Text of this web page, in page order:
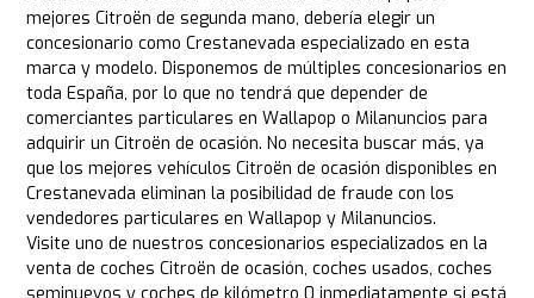
mejores Citroën de segunda mano, debería elegir un
concesionario como Crestanevada especializado en esta
marca y modelo. Disponemos de múltiples concesionarios en
toda España, por lo que no tendrá que depender de
comerciantes particulares en Wallapop o Milanuncios para
adquirir un Citroën de ocasión. No necesita buscar más, ya
que los mejores vehículos Citroën de ocasión disponibles en
Crestanevada eliminan la posibilidad de fraude con los
vendedores particulares en Wallapop y Milanuncios.
Visite uno de nuestros concesionarios especializados en la
venta de coches Citroën de ocasión, coches usados, coches